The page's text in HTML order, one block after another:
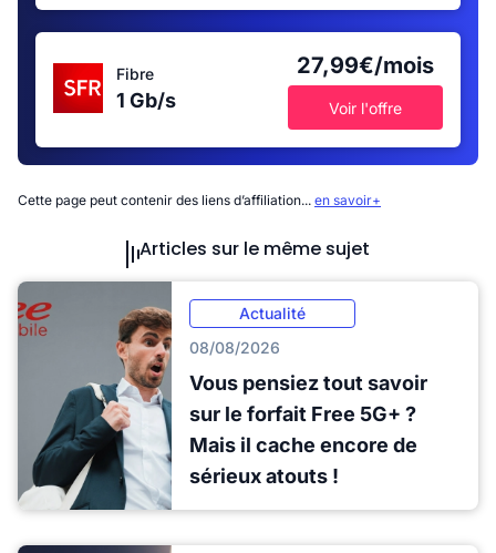
Fibre
1 Gb/s
27,99€/mois
Voir l'offre
Cette page peut contenir des liens d’affiliation... en savoir+
Articles sur le même sujet
Actualité
08/08/2026
Vous pensiez tout savoir
sur le forfait Free 5G+ ?
Mais il cache encore de
sérieux atouts !